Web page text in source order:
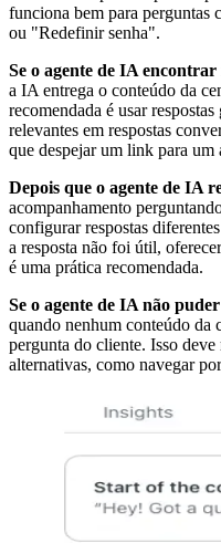
funciona bem para perguntas
ou "Redefinir senha".
Se o agente de IA
a IA entrega o conteúdo da
recomendada é usar
relevantes em respostas
que despejar um link para um
Depois que o agente de IA
acompanhamento
configurar respostas
a resposta não foi útil,
é uma prática recomendada.
Se o agente de IA não
quando nenhum conteúdo da
pergunta do cliente. Isso
alternativas, como navegar